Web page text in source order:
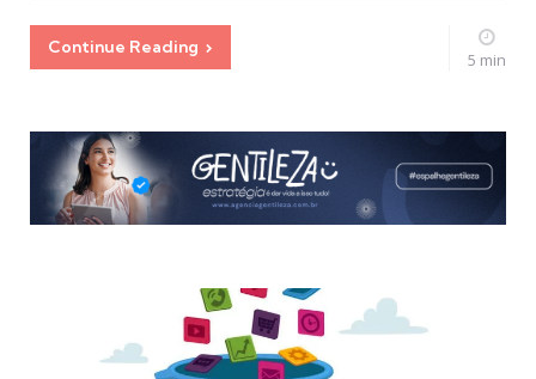
Continue Reading
5 min